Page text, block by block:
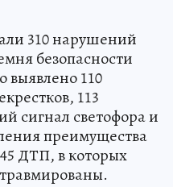
310 нарушений
безопасности
110
113
сигнал светофора и
преимущества
ДТП, в которых